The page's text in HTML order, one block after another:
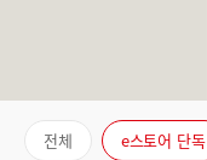
전체 e스토어 단독